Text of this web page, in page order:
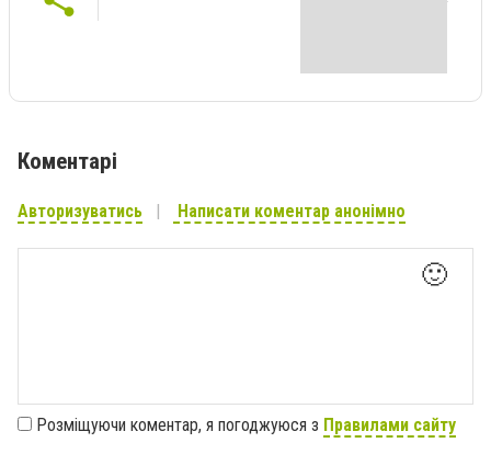
Коментарі
Авторизуватись Написати коментар анонімно
🙂
Розміщуючи коментар, я погоджуюся з Правилами сайту